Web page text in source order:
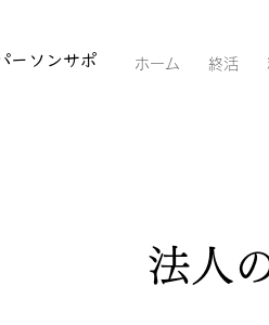
ーソンサポ ホーム 終活
法人